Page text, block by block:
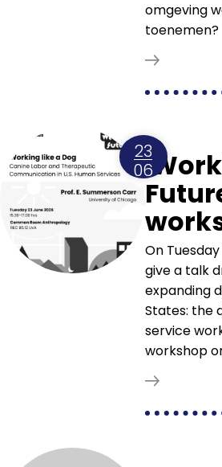
omgeving
toenemen?
23
06
On
give a talk
expanding
States: the
service
workshop